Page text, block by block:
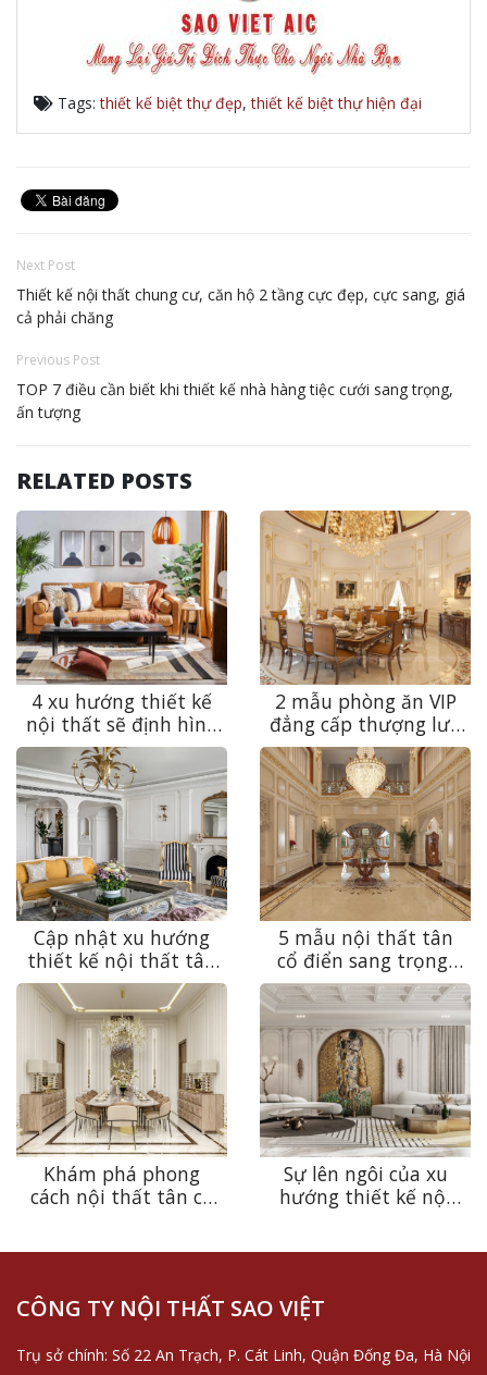
Tags:thiết kế biệt thự đẹp,thiết kế biệt thự hiện đại
Next Post
Thiết kế nội thất chung cư, căn hộ 2 tầng cực đẹp, cực sang, giá
cả phải chăng
Previous Post
TOP 7 điều cần biết khi thiết kế nhà hàng tiệc cưới sang trọng,
ấn tượng
RELATED POSTS
4 xu hướng thiết kế
nội thất sẽ định hình
năm 2026
2 mẫu phòng ăn VIP
đẳng cấp thượng lưu
dành cho nhà hàng
cao cấp
Cập nhật xu hướng
thiết kế nội thất tân
cổ điển 2024 vừa đẹp
lại vừa sang
5 mẫu nội thất tân
cổ điển sang trọng,
thời thượng 2023
Khám phá phong
cách nội thất tân cổ
Sự lên ngôi của xu
hướng thiết kế nội
CÔNG TY NỘI THẤT SAO VIỆT
Trụ sở chính: Số 22 An Trạch, P. Cát Linh, Quận Đống Đa, Hà Nội